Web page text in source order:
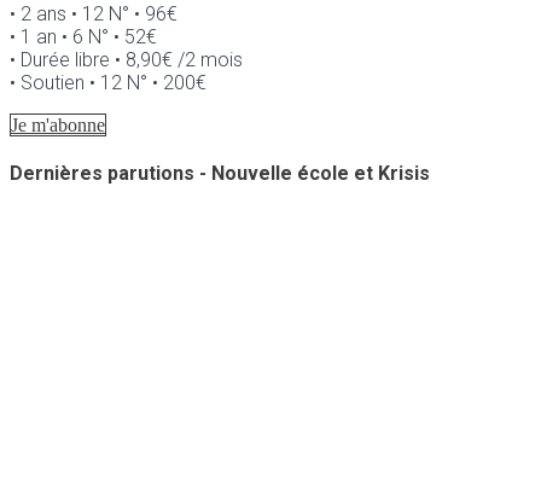
• 2 ans • 12 N° • 96€
• 1 an • 6 N° • 52€
• Durée libre • 8,90€ /2 mois
• Soutien • 12 N° • 200€
Je m'abonne
Dernières parutions - Nouvelle école et Krisis